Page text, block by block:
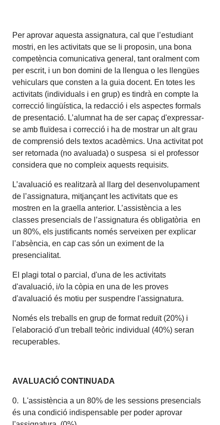
Per aprovar aquesta assignatura, cal que l’estudiant
mostri, en les activitats que se li proposin, una bona
competència comunicativa general, tant oralment com
per escrit, i un bon domini de la llengua o les llengües
vehiculars que consten a la guia docent. En totes les
activitats (individuals i en grup) es tindrà en compte la
correcció lingüística, la redacció i els aspectes formals
de presentació. L’alumnat ha de ser capaç d'expressar-
se amb fluïdesa i correcció i ha de mostrar un alt grau
de comprensió dels textos acadèmics. Una activitat pot
ser retornada (no avaluada) o suspesa si el professor
considera que no compleix aquests requisits.
L’avaluació es realitzarà al llarg del desenvolupament
de l’assignatura, mitjançant les activitats que es
mostren en la graella anterior. L’assistència a les
classes presencials de l’assignatura és obligatòria en
un 80%, els justificants només serveixen per explicar
l’absència, en cap cas són un eximent de la
presencialitat.
El plagi total o parcial, d'una de les activitats
d'avaluació, i/o la còpia en una de les proves
d'avaluació és motiu per suspendre l'assignatura.
Només els treballs en grup de format reduït (20%) i
l'elaboració d'un treball teòric individual (40%) seran
recuperables.
AVALUACIÓ CONTINUADA
0. L'assistència a un 80% de les sessions presencials
és una condició indispensable per poder aprovar